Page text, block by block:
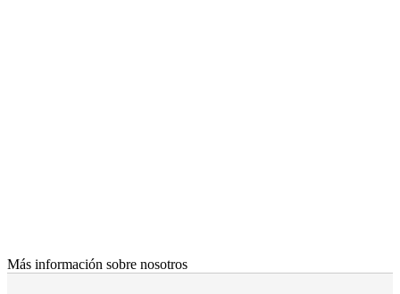
Más información sobre nosotros